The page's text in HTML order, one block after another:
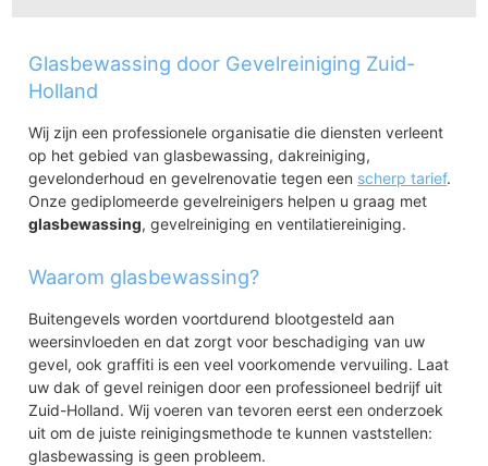
Driebruggen
Hogebrug
Laageind
Glasbewassing door Gevelreiniging Zuid-
Holland
Wij zijn een professionele organisatie die diensten verleent
op het gebied van glasbewassing, dakreiniging,
gevelonderhoud en gevelrenovatie tegen een scherp tarief.
Onze gediplomeerde gevelreinigers helpen u graag met
glasbewassing, gevelreiniging en ventilatiereiniging.
Waarom glasbewassing?
Buitengevels worden voortdurend blootgesteld aan
weersinvloeden en dat zorgt voor beschadiging van uw
gevel, ook graffiti is een veel voorkomende vervuiling. Laat
uw dak of gevel reinigen door een professioneel bedrijf uit
Zuid-Holland. Wij voeren van tevoren eerst een onderzoek
uit om de juiste reinigingsmethode te kunnen vaststellen:
glasbewassing is geen probleem.